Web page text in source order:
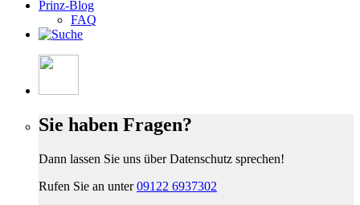
Prinz-Blog
FAQ
Sie haben Fragen?
Dann lassen Sie uns über Datenschutz sprechen!
Rufen Sie an unter09122 6937302